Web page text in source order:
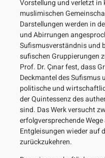
Vorstellung und verletzt in
muslimischen
Darstellungen werden in
und Abirrungen
Sufismusverständnis und
sufischen Gruppierungen
Prof. Dr. Çınar fest, dass
Deckmantel des Sufismus
politische und
der Quintessenz des
sind. Das Werk versucht
erfolgversprechende
Entgleisungen wieder auf
zurückzukehren.